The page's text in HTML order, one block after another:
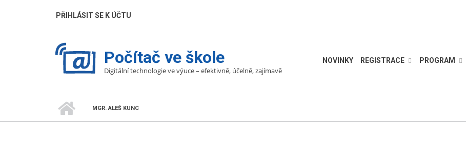
UŽIVATELÉ
PŘIHLÁSIT SE K ÚČTU
Počítač ve škole
Digitální technologie ve výuce – efektivně, účelně, zajímavě
NOVINKY REGISTRACE PROGRAM
DROBEČKOVÁ
MGR. ALEŠ KUNC